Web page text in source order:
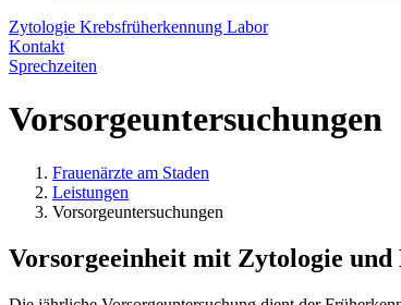
Zytologie Krebsfrüherkennung Labor
Kontakt
Sprechzeiten
Vorsorgeuntersuchungen
Frauenärzte am Staden
Leistungen
Vorsorgeuntersuchungen
Vorsorgeeinheit mit Zytologie